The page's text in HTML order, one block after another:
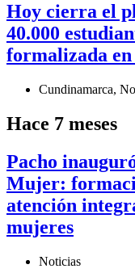
Hoy cierra el
40.000
formalizada
Cundinamarca,
Hace 7 meses
Pacho
Mujer:
atención
mujeres
Noticias